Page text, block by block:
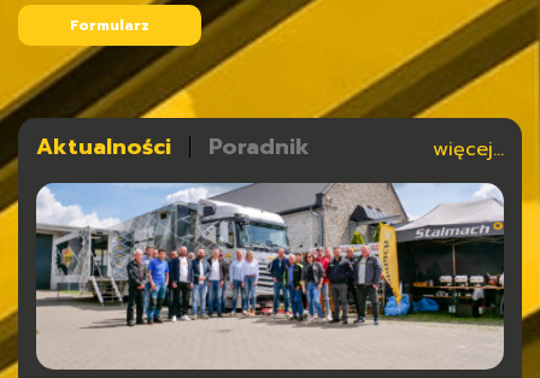
Formularz
Aktualności Poradnik więcej...